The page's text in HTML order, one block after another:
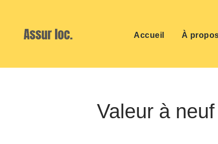
Accueil À
Valeur à